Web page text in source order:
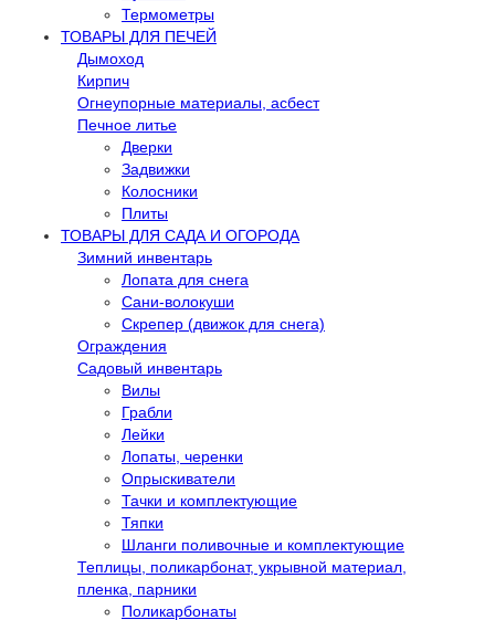
Термометры
ТОВАРЫ ДЛЯ ПЕЧЕЙ
Дымоход
Кирпич
Огнеупорные материалы, асбест
Печное литье
Дверки
Задвижки
Колосники
Плиты
ТОВАРЫ ДЛЯ САДА И ОГОРОДА
Зимний инвентарь
Лопата для снега
Сани-волокуши
Скрепер (движок для снега)
Ограждения
Садовый инвентарь
Вилы
Грабли
Лейки
Лопаты, черенки
Опрыскиватели
Тачки и комплектующие
Тяпки
Шланги поливочные и комплектующие
Теплицы, поликарбонат, укрывной материал,
пленка, парники
Поликарбонаты